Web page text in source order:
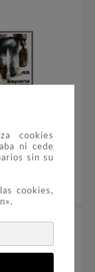
cookies
ni cede
sin su
cookies,

0,45 €